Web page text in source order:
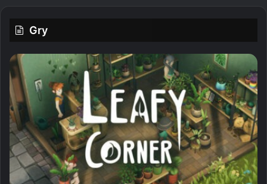
Gry